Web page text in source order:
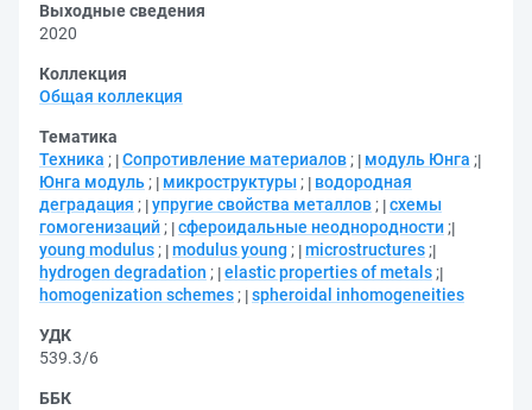
Выходные сведения
2020
Коллекция
Общая коллекция
Тематика
Техника ; Сопротивление материалов ; модуль Юнга ;
Юнга модуль ; микроструктуры ;
водородная
деградация ; упругие свойства металлов ; схемы
гомогенизаций ; сфероидальные неоднородности ;
young modulus ; modulus young ; microstructures ;
hydrogen degradation ; elastic properties of metals ;
homogenization schemes ; spheroidal inhomogeneities
УДК
539.3/6
ББК